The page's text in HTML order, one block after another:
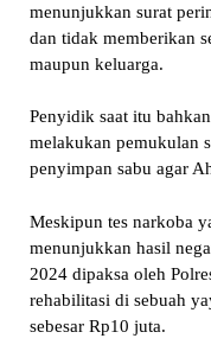
menunjukkan surat
dan tidak memberikan
maupun keluarga.
Penyidik saat itu
melakukan pemukulan
penyimpan sabu agar
Meskipun tes narkoba
menunjukkan hasil
2024 dipaksa oleh
rehabilitasi di sebuah
sebesar Rp10 juta.